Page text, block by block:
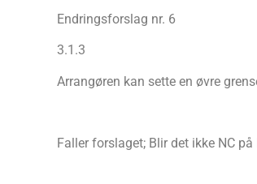
Endringsforslag nr. 6
3.1.3
Arrangøren kan sette en øvre
Faller forslaget; Blir det ikke NC